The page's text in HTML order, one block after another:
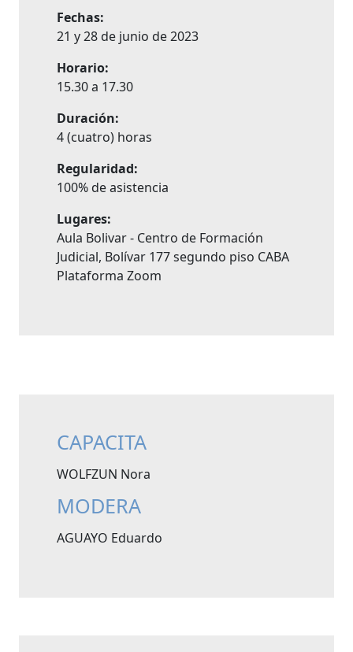
Fechas:
21 y 28 de junio de 2023
Horario:
15.30 a 17.30
Duración:
4 (cuatro) horas
Regularidad:
100% de asistencia
Lugares:
Aula Bolivar - Centro de Formación
Judicial, Bolívar 177 segundo piso CABA
Plataforma Zoom
CAPACITA
WOLFZUN Nora
MODERA
AGUAYO Eduardo